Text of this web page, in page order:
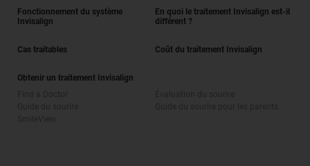
Fonctionnement du système
Invisalign
En quoi le traitement Invisalign est-il
différent ?
Cas traitables Coût du traitement Invisalign
Obtenir un traitement Invisalign